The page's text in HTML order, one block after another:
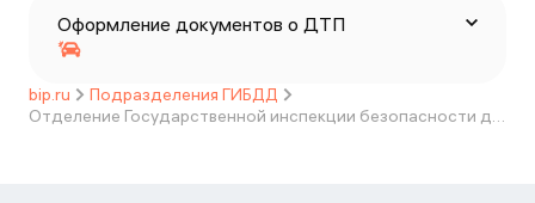
Оформление документов о ДТП
bip.ru
Подразделения ГИБДД
Отделение Государственной инспекции безопасности дорожного движения МО МВД России "Топчихинский"